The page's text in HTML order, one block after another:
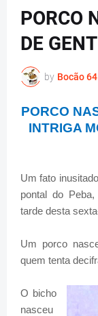
PORCO
DE
by Bocão 64
PORCO
INTRIGA
Um fato
pontal do
tarde desta
Um porco
quem tenta
O bicho
nasceu